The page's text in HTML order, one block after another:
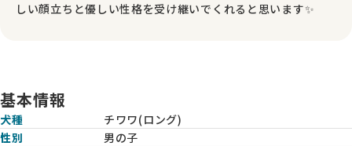
しい顔立ちと優しい性格を受け継いでくれると思います✨
基本情報
犬種
チワワ(ロング)
性別
男の子